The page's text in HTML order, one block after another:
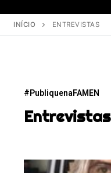
INÍCIO ENTREVISTAS
#PubliquenaFAMEN
Entrevistas